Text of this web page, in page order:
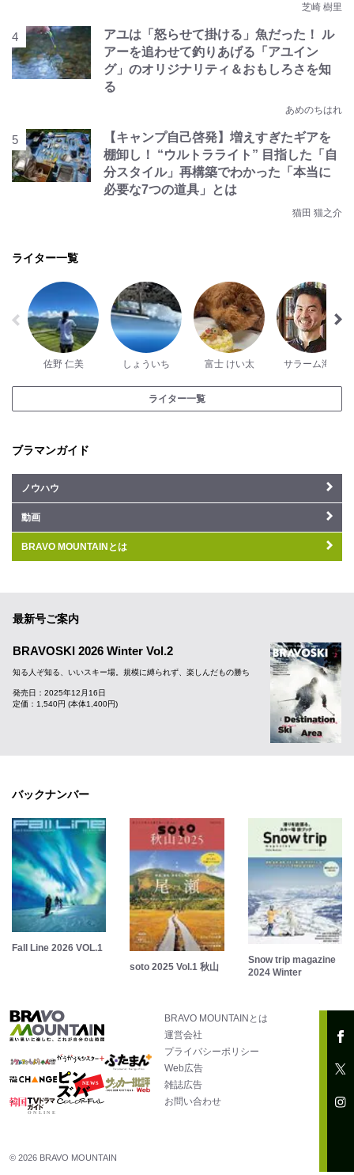
芝崎 樹里
アユは「怒らせて掛ける」魚だった！ ル
アーを追わせて釣りあげる「アユイン
グ」のオリジナリティ＆おもしろさを知
る
あめのちはれ
【キャンプ自己啓発】増えすぎたギアを
棚卸し！ “ウルトラライト” 目指した「自
分スタイル」再構築でわかった「本当に
必要な7つの道具」とは
猫田 猫之介
ライター一覧
佐野 仁美 しょういち 富士 けい太 サラーム海上
ライター一覧
ブラマンガイド
ノウハウ
動画
BRAVO MOUNTAINとは
最新号ご案内
BRAVOSKI 2026 Winter Vol.2
知る人ぞ知る、いいスキー場。規模に縛られず、楽しんだもの勝ち
発売日：2025年12月16日
定価：1,540円 (本体1,400円)
バックナンバー
Fall Line 2026 VOL.1
soto 2025 Vol.1 秋山
Snow trip magazine
2024 Winter
BRAVO MOUNTAINとは
運営会社
プライバシーポリシー
Web広告
雑誌広告
お問い合わせ
© 2026 BRAVO MOUNTAIN